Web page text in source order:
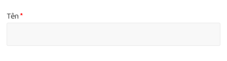
Tên*